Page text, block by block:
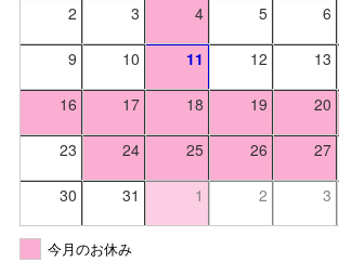
2 3 4 5 6
9 10 11 12 13
16 17 18 19 20
23 24 25 26 27
30 31 1 2 3
今月のお休み